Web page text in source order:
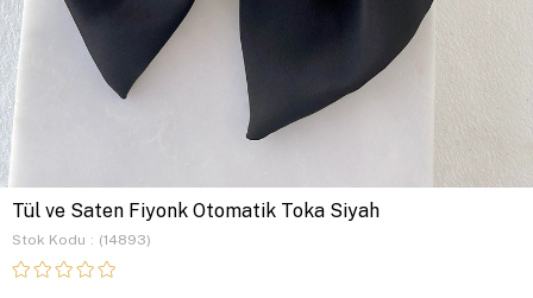
Tül ve Saten Fiyonk Otomatik Toka Siyah
Stok Kodu (14893)